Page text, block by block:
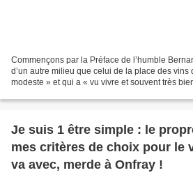
Commençons par la Préface de l’humble
d’un autre milieu que celui de la place des vins
modeste » et qui a « vu vivre et souvent très
Je suis 1 être simple : le
mes critères de choix pour le
va avec, merde à Onfray !